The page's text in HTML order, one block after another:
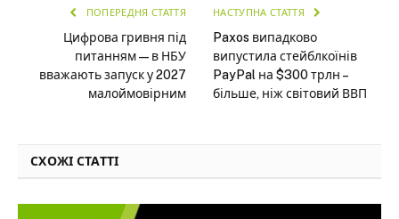
ПОПЕРЕДНЯ СТАТТЯ
Цифрова гривня під
питанням — в НБУ
вважають запуск у 2027
малоймовірним
НАСТУПНА СТАТТЯ
Paxos випадково
випустила стейблкоїнів
PayPal на $300 трлн –
більше, ніж світовий ВВП
СХОЖІ СТАТТІ